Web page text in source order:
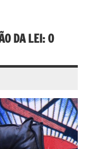
DA LEI: O